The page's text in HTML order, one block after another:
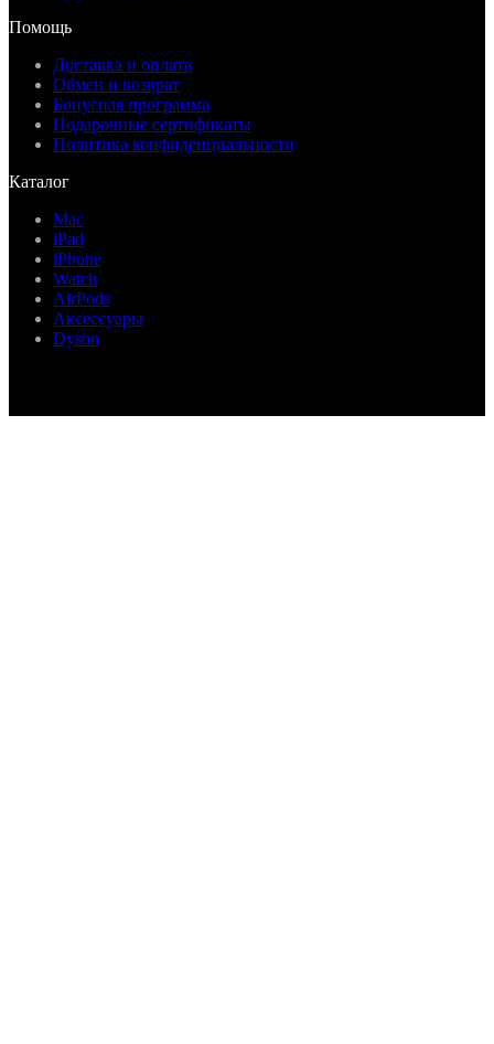
Помощь
Доставка и оплата
Обмен и возврат
Бонусная программа
Подарочные сертификаты
Политика конфиденциальности
Каталог
Mac
iPad
iPhone
Watch
AirPods
Аксессуары
Dyson